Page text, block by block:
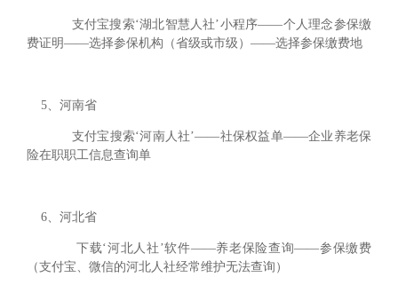
支付宝搜索‘湖北智慧人社’小程序——个人理念参保缴
费证明——选择参保机构（省级或市级）——选择参保缴费地
5、河南省
支付宝搜索‘河南人社’——社保权益单——企业养老保
险在职职工信息查询单
6、河北省
下载‘河北人社’软件——养老保险查询——参保缴费
（支付宝、微信的河北人社经常维护无法查询）